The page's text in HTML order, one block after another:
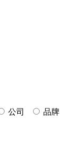
公司
品牌